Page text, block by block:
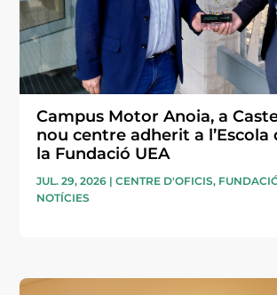
Campus Motor Anoia, a
nou centre adherit a l’Escola
la Fundació UEA
JUL. 29, 2026 |CENTRE D'OFICIS,
NOTÍCIES